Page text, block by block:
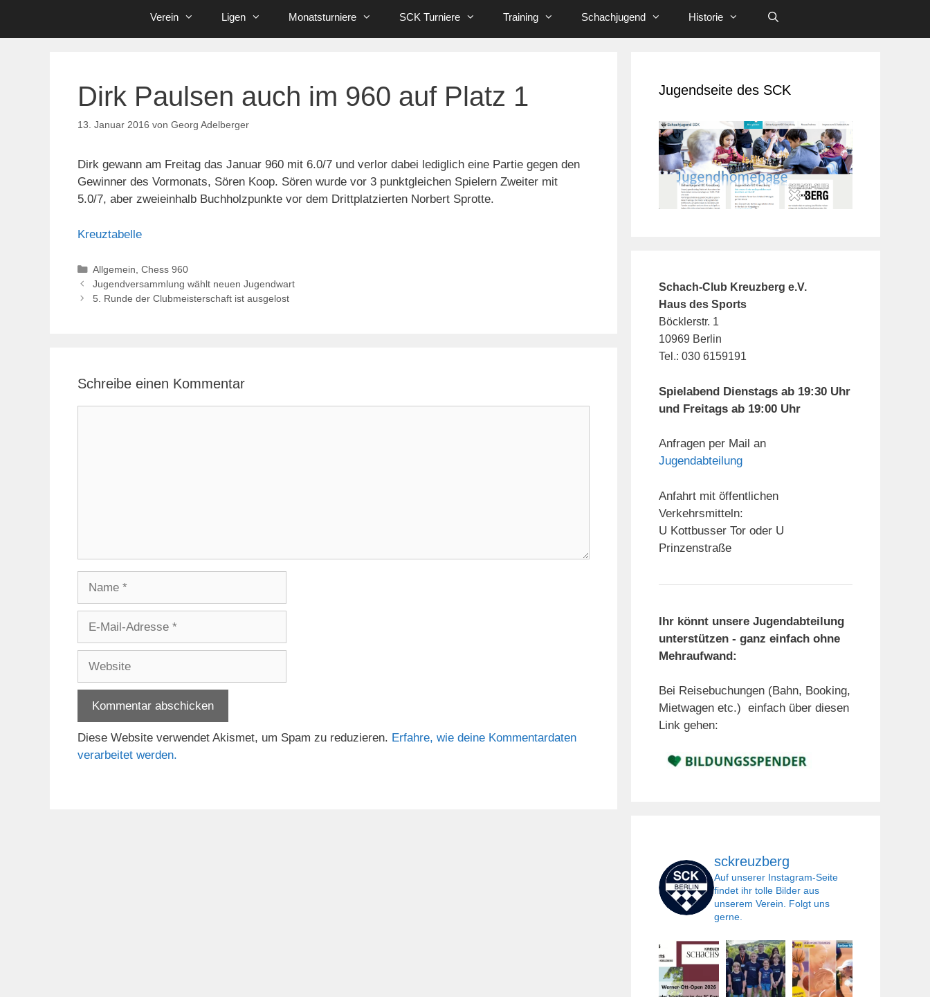
Verein Ligen Monatsturniere SCK Turniere Training Schachjugend Historie
Dirk Paulsen auch im 960 auf Platz 1
13. Januar 2016 von Georg Adelberger
Dirk gewann am Freitag das Januar 960 mit 6.0/7 und verlor dabei lediglich eine Partie gegen den
Gewinner des Vormonats, Sören Koop. Sören wurde vor 3 punktgleichen Spielern Zweiter mit
5.0/7, aber zweieinhalb Buchholzpunkte vor dem Drittplatzierten Norbert Sprotte.
Kreuztabelle
Kategorien
Allgemein, Chess 960
Jugendversammlung wählt neuen Jugendwart
5. Runde der Clubmeisterschaft ist ausgelost
Schreibe einen Kommentar
Adresse
Diese Website verwendet Akismet, um Spam zu reduzieren. Erfahre, wie deine Kommentardaten
verarbeitet werden.
Jugendseite des SCK
Schach-Club Kreuzberg e.V.
Haus des Sports
Böcklerstr. 1
10969 Berlin
Tel.: 030 6159191
Spielabend Dienstags ab 19:30 Uhr
und Freitags ab 19:00 Uhr
Anfragen per Mail an
Jugendabteilung
Anfahrt mit öffentlichen
Verkehrsmitteln:
U Kottbusser Tor oder U
Prinzenstraße
Ihr könnt unsere Jugendabteilung
unterstützen - ganz einfach ohne
Mehraufwand:
Bei Reisebuchungen (Bahn, Booking,
Mietwagen etc.) einfach über diesen
Link gehen:
sckreuzberg
Auf unserer Instagram-Seite
findet ihr tolle Bilder aus
unserem Verein. Folgt uns
gerne.